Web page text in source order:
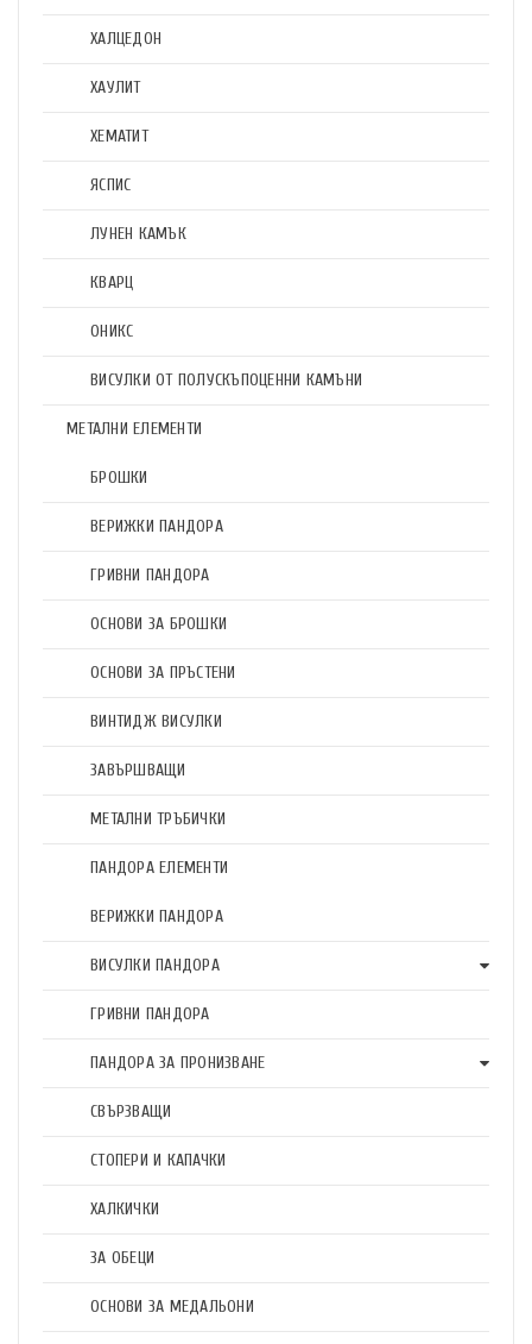
ХАЛЦЕДОН
ХАУЛИТ
ХЕМАТИТ
ЯСПИС
ЛУНЕН КАМЪК
КВАРЦ
ОНИКС
ВИСУЛКИ ОТ ПОЛУСКЪПОЦЕННИ КАМЪНИ
МЕТАЛНИ ЕЛЕМЕНТИ
БРОШКИ
ВЕРИЖКИ ПАНДОРА
ГРИВНИ ПАНДОРА
ОСНОВИ ЗА БРОШКИ
ОСНОВИ ЗА ПРЪСТЕНИ
ВИНТИДЖ ВИСУЛКИ
ЗАВЪРШВАЩИ
МЕТАЛНИ ТРЪБИЧКИ
ПАНДОРА ЕЛЕМЕНТИ
ВЕРИЖКИ ПАНДОРА
ВИСУЛКИ ПАНДОРА
ГРИВНИ ПАНДОРА
ПАНДОРА ЗА ПРОНИЗВАНЕ
СВЪРЗВАЩИ
СТОПЕРИ И КАПАЧКИ
ХАЛКИЧКИ
ЗА ОБЕЦИ
ОСНОВИ ЗА МЕДАЛЬОНИ